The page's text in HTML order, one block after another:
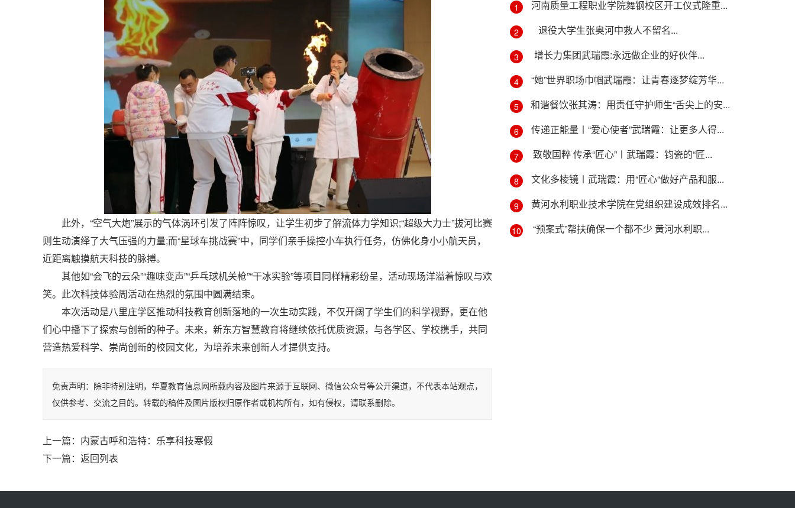
此外，“空气大炮”展示的气体涡环引发了阵阵惊叹，让学生初步了解流体力学知识;“超级大力士”拔河比赛
则生动演绎了大气压强的力量;而“星球车挑战赛”中，同学们亲手操控小车执行任务，仿佛化身小小航天员，
近距离触摸航天科技的脉搏。
其他如“会飞的云朵”“趣味变声”“乒乓球机关枪”“干冰实验”等项目同样精彩纷呈，活动现场洋溢着惊叹与欢
笑。此次科技体验周活动在热烈的氛围中圆满结束。
本次活动是八里庄学区推动科技教育创新落地的一次生动实践，不仅开阔了学生们的科学视野，更在他
们心中播下了探索与创新的种子。未来，新东方智慧教育将继续依托优质资源，与各学区、学校携手，共同
营造热爱科学、崇尚创新的校园文化，为培养未来创新人才提供支持。
免责声明：除非特别注明，华夏教育信息网所载内容及图片来源于互联网、微信公众号等公开渠道，不代表本站观点，
仅供参考、交流之目的。转载的稿件及图片版权归原作者或机构所有，如有侵权，请联系删除。
上一篇： 内蒙古呼和浩特：乐享科技寒假
下一篇： 返回列表
1 河南质量工程职业学院舞钢校区开工仪式隆重...
2 退役大学生张奥河中救人不留名...
3 增长力集团武瑞霞:永远做企业的好伙伴...
4 “她”世界职场巾帼武瑞霞：让青春逐梦绽芳华...
5 和谐餐饮张其涛：用责任守护师生“舌尖上的安...
6 传递正能量〡“爱心使者”武瑞霞：让更多人得...
7 致敬国粹 传承“匠心”〡武瑞霞：钧瓷的“匠...
8 文化多棱镜〡武瑞霞：用“匠心“做好产品和服...
9 黄河水利职业技术学院在党组织建设成效排名...
10 “预案式”帮扶确保一个都不少 黄河水利职...